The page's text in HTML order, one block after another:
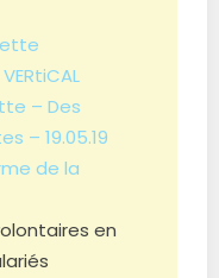
– Des
– 19.05.19
de la
en